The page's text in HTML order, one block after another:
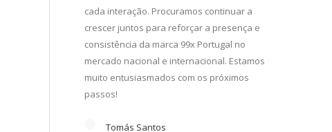
cada interação. Procuramos continuar a
crescer juntos para reforçar a presença e
consistência da marca 99x Portugal no
mercado nacional e internacional. Estamos
muito entusiasmados com os próximos
passos!
Tomás Santos